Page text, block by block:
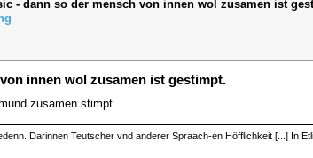
- dann so der mensch von innen wol zusamen ist
innen wol zusamen ist gestimpt.
zusamen stimpt.
Darinnen Teutscher vnd anderer Spraach-en Höfflichkeit [...] In